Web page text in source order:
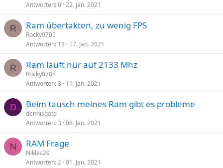
Antworten 0 22. Jan. 2021
R Ram übertakten, zu wenig FPS
Rocky0705
Antworten 13 17. Jan. 2021
R Ram läuft nur auf 2133 Mhz
Rocky0705
Antworten 3 11. Jan. 2021
D Beim tausch meines Ram gibt es probleme
dennisgate
Antworten 3 06. Jan. 2021
N RAM Frage
Niklas29
Antworten 2 01. Jan. 2021